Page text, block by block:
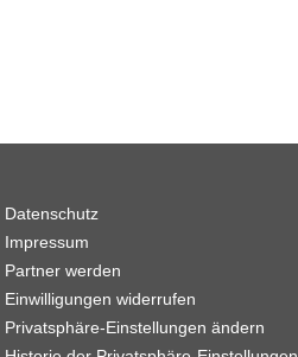
Datenschutz
Impressum
Partner werden
Einwilligungen widerrufen
Privatsphäre-Einstellungen ändern